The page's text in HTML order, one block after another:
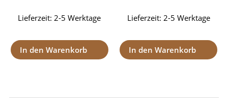
Lieferzeit:2-5 Werktage
In den Warenkorb
Lieferzeit: 2-5 Werktage
In den Warenkorb